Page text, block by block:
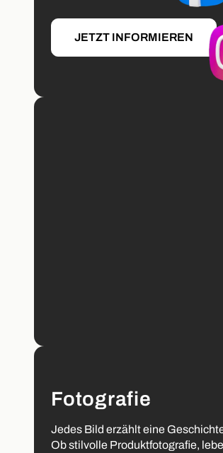
JETZT INFORMIEREN
Fotografie
Jedes Bild erzählt eine
Ob stilvolle Produktfotografie,